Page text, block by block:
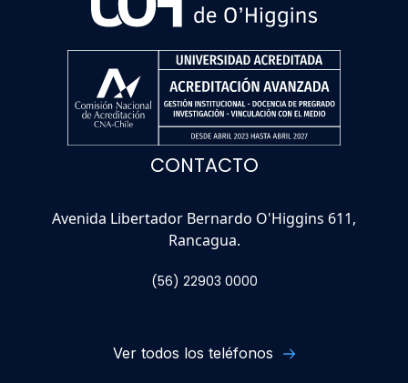
CONTACTO
Avenida Libertador Bernardo O'Higgins 611,
Rancagua.
(56) 22903 0000
Ver todos los teléfonos